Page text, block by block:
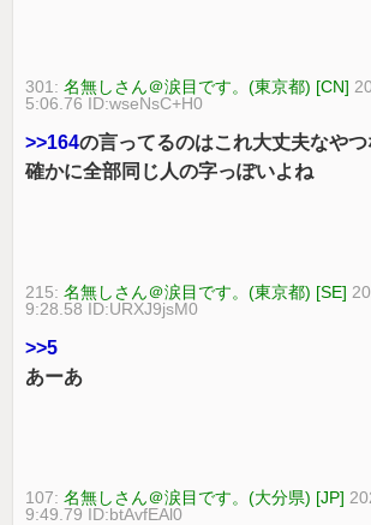
301:名無しさん＠涙目です。(東京都) [CN]
5:06.76 ID:wseNsC+H0
>>164の言ってるのはこれ大丈夫なやつ
確かに全部同じ人の字っぽいよね
215:名無しさん＠涙目です。(東京都) [SE]
9:28.58 ID:URXJ9jsM0
>>5
あーあ
107:名無しさん＠涙目です。(大分県) [JP]
9:49.79 ID:btAvfEAl0